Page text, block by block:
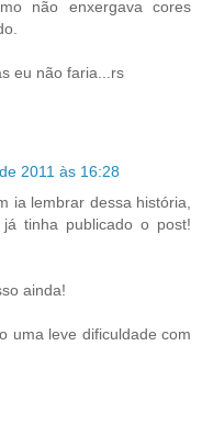
não enxergava cores
eu não faria...rs
2011 às 16:28
ia lembrar dessa história,
tinha publicado o post!
ainda!
uma leve dificuldade com